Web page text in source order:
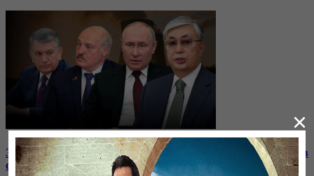
Зачем встретились лидеры стран СНГ? | Роль Казахстана в
строительстве нашей АЭС
×